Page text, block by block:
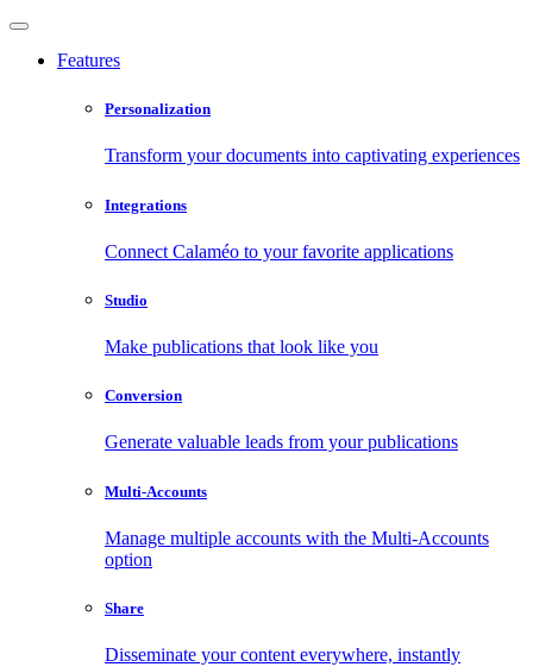
Features
Personalization
Transform your documents into captivating experiences
Integrations
Connect Calaméo to your favorite applications
Studio
Make publications that look like you
Conversion
Generate valuable leads from your publications
Multi-Accounts
Manage multiple accounts with the Multi-Accounts
option
Share
Disseminate your content everywhere, instantly